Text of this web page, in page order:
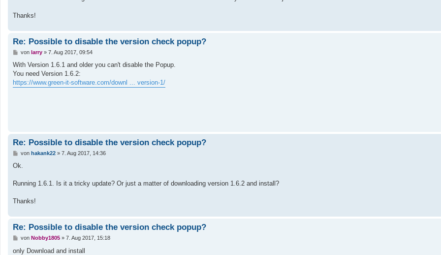
Thanks!
Re: Possible to disable the version check popup?
B
i
r
a
g
von larry» 7. Aug 2017, 09:54
With Version 1.6.1 and older you can't disable the Popup.
You need Version 1.6.2:
https://www.green-it-software.com/downl ... version-1/
Re: Possible to disable the version check popup?
B
i
a
von hakank22» 7. Aug 2017, 14:36
Ok.
Running 1.6.1. Is it a tricky update? Or just a matter of downloading version 1.6.2 and install?
Thanks!
Re: Possible to disable the version check popup?
B
i
von Nobby1805» 7. Aug 2017, 15:18
only Download and install